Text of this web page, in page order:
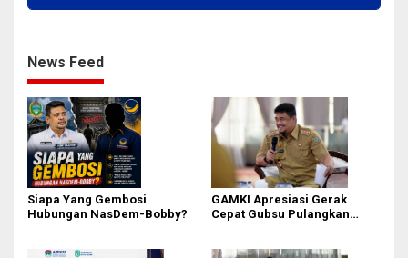
News Feed
Siapa Yang Gembosi
Hubungan NasDem-Bobby?
GAMKI Apresiasi Gerak
Cepat Gubsu Pulangkan